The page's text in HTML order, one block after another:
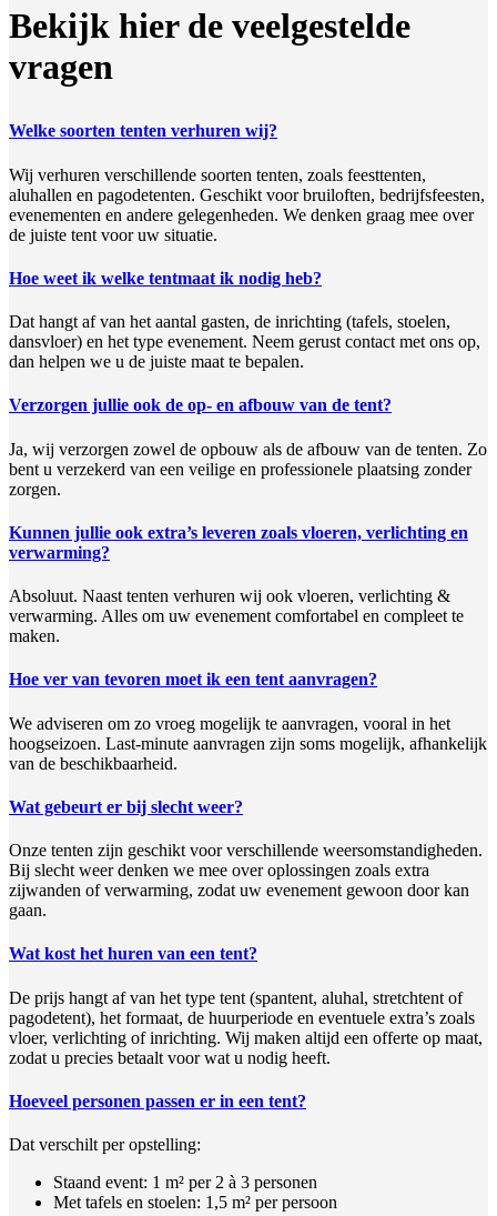
Bekijk hier de veelgestelde
vragen
Welke soorten tenten verhuren wij?
Wij verhuren verschillende soorten tenten, zoals feesttenten,
aluhallen en pagodetenten. Geschikt voor bruiloften, bedrijfsfeesten,
evenementen en andere gelegenheden. We denken graag mee over
de juiste tent voor uw situatie.
Hoe weet ik welke tentmaat ik nodig heb?
Dat hangt af van het aantal gasten, de inrichting (tafels, stoelen,
dansvloer) en het type evenement. Neem gerust contact met ons op,
dan helpen we u de juiste maat te bepalen.
Verzorgen jullie ook de op- en afbouw van de tent?
Ja, wij verzorgen zowel de opbouw als de afbouw van de tenten. Zo
bent u verzekerd van een veilige en professionele plaatsing zonder
zorgen.
Kunnen jullie ook extra’s leveren zoals vloeren, verlichting en
verwarming?
Absoluut. Naast tenten verhuren wij ook vloeren, verlichting &
verwarming. Alles om uw evenement comfortabel en compleet te
maken.
Hoe ver van tevoren moet ik een tent aanvragen?
We adviseren om zo vroeg mogelijk te aanvragen, vooral in het
hoogseizoen. Last-minute aanvragen zijn soms mogelijk, afhankelijk
van de beschikbaarheid.
Wat gebeurt er bij slecht weer?
Onze tenten zijn geschikt voor verschillende weersomstandigheden.
Bij slecht weer denken we mee over oplossingen zoals extra
zijwanden of verwarming, zodat uw evenement gewoon door kan
gaan.
Wat kost het huren van een tent?
De prijs hangt af van het type tent (spantent, aluhal, stretchtent of
pagodetent), het formaat, de huurperiode en eventuele extra’s zoals
vloer, verlichting of inrichting. Wij maken altijd een offerte op maat,
zodat u precies betaalt voor wat u nodig heeft.
Hoeveel personen passen er in een tent?
Dat verschilt per opstelling:
Staand event: 1 m² per 2 à 3 personen
Met tafels en stoelen: 1,5 m² per persoon